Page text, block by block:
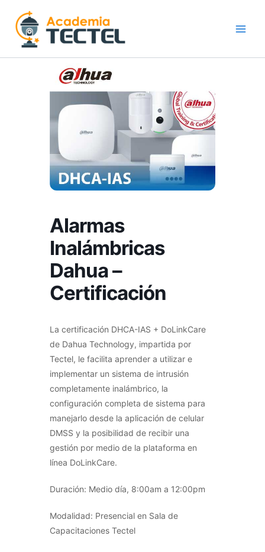
contenido
Alarmas
Inalámbricas
Dahua –
Certificación
La certificación DHCA-IAS + DoLinkCare
de Dahua Technology, impartida por
Tectel, le facilita aprender a utilizar e
implementar un sistema de intrusión
completamente inalámbrico, la
configuración completa de sistema para
manejarlo desde la aplicación de celular
DMSS y la posibilidad de recibir una
gestión por medio de la plataforma en
línea DoLinkCare.
Duración: Medio día, 8:00am a 12:00pm
Modalidad: Presencial en Sala de
Capacitaciones Tectel